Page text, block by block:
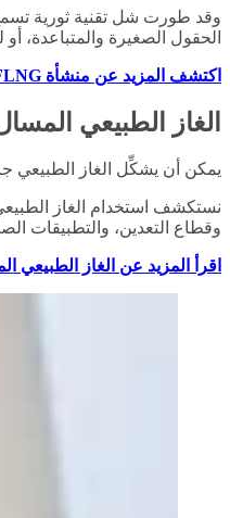
وقد طورت شل تقنية ثورية تسمح
الحقول الصغيرة والمتباعدة،
اكتشف المزيد عن منشأة Prelude FLNG العائمة للغاز الطبيعي المسال على موقعنا الإلكتروني العالمي
الغاز الطبيعي
يمكن أن يشكِّل الغاز الطبيعي
نستكشف استخدام الغاز
وقطاع التعدين، والتطبيقات
اقرأ المزيد عن الغاز الطبيعي